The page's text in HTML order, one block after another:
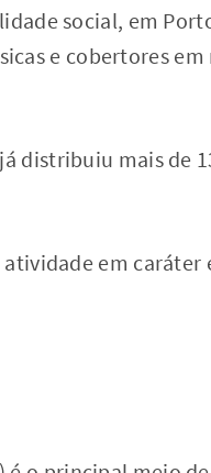
social, em
e cobertores em
distribuiu mais de
em caráter